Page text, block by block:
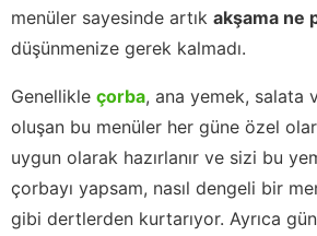
menüler sayesinde artık akşama ne
düşünmenize gerek kalmadı.
Genellikle çorba, ana yemek, salata
oluşan bu menüler her güne özel
uygun olarak hazırlanır ve sizi bu
çorbayı yapsam, nasıl dengeli bir
gibi dertlerden kurtarıyor. Ayrıca